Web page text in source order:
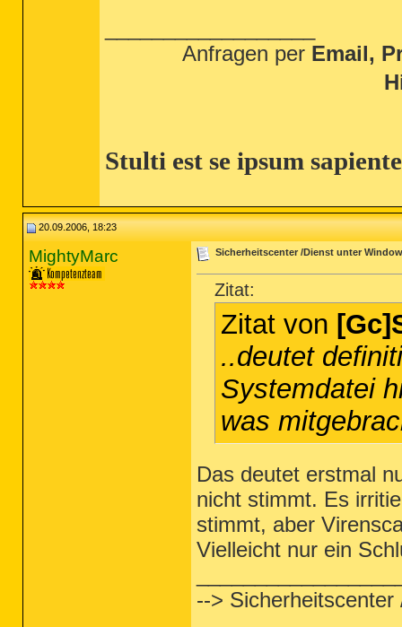
Anfragen per Email,
Stulti est se ipsum
20.09.2006, 18:23
MightyMarc Sicherheitscenter /Dienst unter
Zitat:
Zitat von
..deutet
Systemdatei
was
Das deutet erstmal
nicht stimmt. Es
stimmt, aber
Vielleicht nur ein
-->